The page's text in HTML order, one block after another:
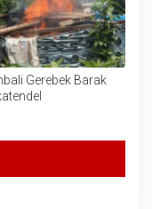
Gerebek Barak